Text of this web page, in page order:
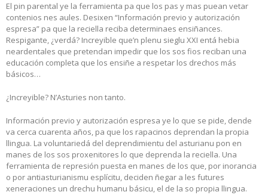
El pin parental ye la ferramienta pa que los pas y mas puean vetar
contenios nes aules. Desixen “Información previo y autorización
espresa” pa que la reciella reciba determinaes ensiñances.
Respigante, ¿verdá? Increyible que’n plenu sieglu XXI entá hebia
neardentales que pretendan impedir que los sos fios reciban una
educación completa que los ensiñe a respetar los drechos más
básicos…
¿Increyible? N’Asturies non tanto.
Información previo y autorización espresa ye lo que se pide, dende
va cerca cuarenta años, pa que los rapacinos deprendan la propia
llingua. La voluntariedá del deprendimientu del asturianu pon en
manes de los sos proxenitores lo que deprenda la reciella. Una
ferramienta de represión puesta en manes de los que, por inorancia
o por antiasturianismu esplícitu, deciden ñegar a les futures
xeneraciones un drechu humanu básicu, el de la so propia llingua.